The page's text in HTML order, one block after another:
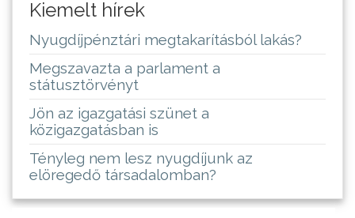
Kiemelt hírek
Nyugdíjpénztári megtakarításból lakás?
Megszavazta a parlament a
státusztörvényt
Jön az igazgatási szünet a
közigazgatásban is
Tényleg nem lesz nyugdíjunk az
elöregedő társadalomban?